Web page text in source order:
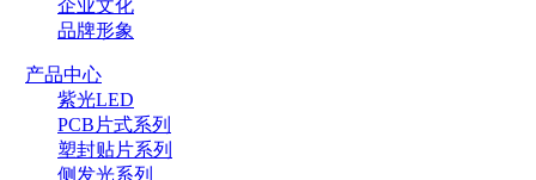
企业文化
品牌形象
产品中心
紫光LED
PCB片式系列
塑封贴片系列
侧发光系列